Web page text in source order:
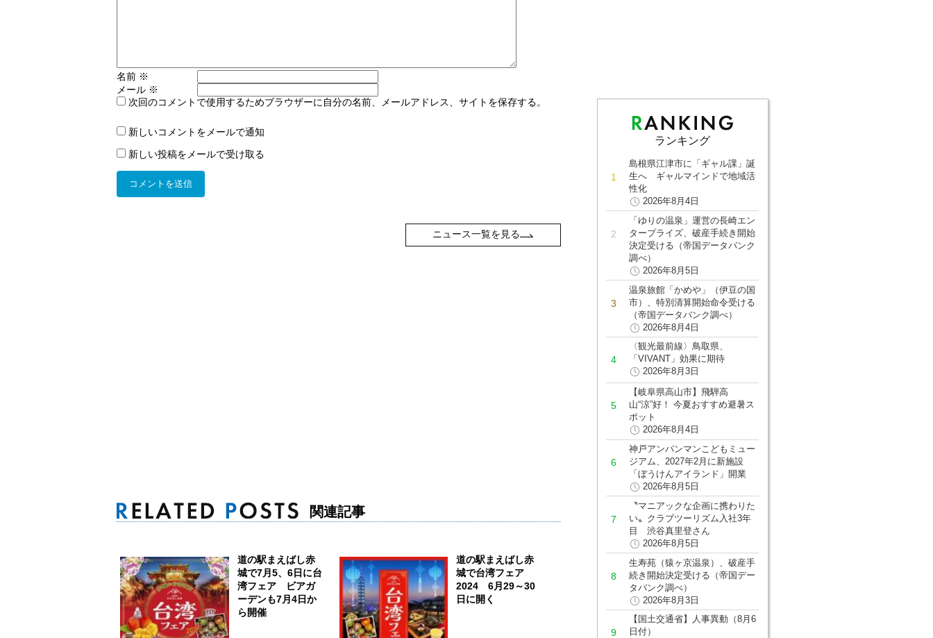
名前 ※
メール ※
次回のコメントで使用するためブラウザーに自分の名前、メールアドレス、サイトを保存する。
新しいコメントをメールで通知
新しい投稿をメールで受け取る
ニュース一覧を見る
関連記事
道の駅まえばし赤
城で7月5、6日に台
湾フェア ビアガ
ーデンも7月4日か
ら開催
道の駅まえばし赤
城で台湾フェア
2024 6月29～30
日に開く
ランキング
島根県江津市に「ギャル課」誕
生へ ギャルマインドで地域活
性化
2026年8月4日
「ゆりの温泉」運営の長崎エン
タープライズ、破産手続き開始
決定受ける（帝国データバンク
調べ）
2026年8月5日
温泉旅館「かめや」（伊豆の国
市）、特別清算開始命令受ける
（帝国データバンク調べ）
2026年8月4日
〈観光最前線〉鳥取県、
「VIVANT」効果に期待
2026年8月3日
【岐阜県高山市】飛騨高
山“涼”好！ 今夏おすすめ避暑ス
ポット
2026年8月4日
神戸アンパンマンこどもミュー
ジアム、2027年2月に新施設
「ぼうけんアイランド」開業
2026年8月5日
〝マニアックな企画に携わりた
い〟クラブツーリズム入社3年
目 渋谷真里登さん
2026年8月5日
生寿苑（猿ヶ京温泉）、破産手
続き開始決定受ける（帝国デー
タバンク調べ）
2026年8月3日
【国土交通省】人事異動（8月6
日付）